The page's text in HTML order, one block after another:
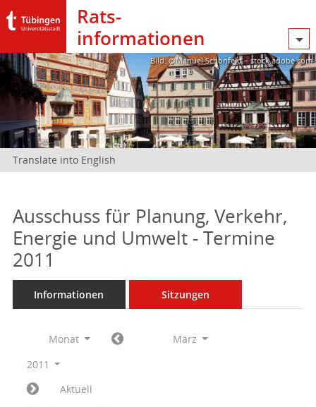
Rats­
informationen
Bild: @Manuel Schönfeld – stock.adobe.com
Translate into English
Ausschuss für Planung, Verkehr,
Energie und Umwelt - Termine
2011
Informationen Sitzungen
Monat
März
2011
Aktuell